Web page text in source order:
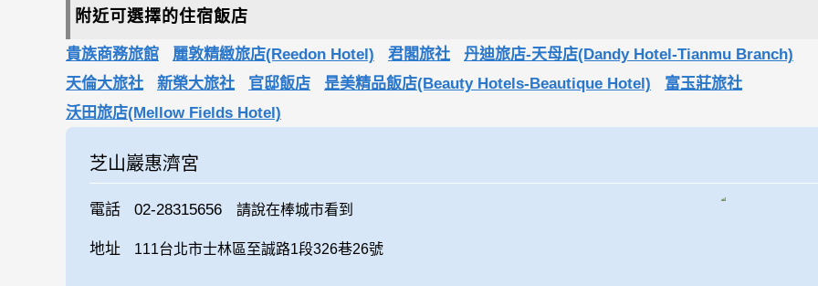
附近可選擇的住宿飯店
貴族商務旅館 麗敦精緻旅店(Reedon Hotel) 君閣旅社
丹迪旅店-天母店(Dandy Hotel-Tianmu Branch)
天倫大旅社
新榮大旅社 官邸飯店 昰美精品飯店(Beauty Hotels-Beautique Hotel)
富玉莊旅社
沃田旅店(Mellow Fields Hotel)
芝山巖惠濟宮
電話 02-28315656 請說在棒城市看到
地址 111台北市士林區至誠路1段326巷26號